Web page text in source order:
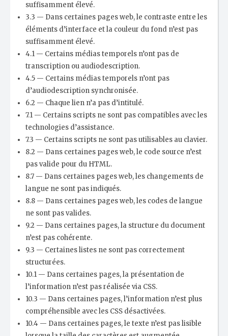
suffisamment élevé.
3.3 — Dans certaines pages web, le contraste entre les
éléments d’interface et la couleur du fond n’est pas
suffisamment élevé.
4.1 — Certains médias temporels n’ont pas de
transcription ou audiodescription.
4.5 — Certains médias temporels n’ont pas
d’audiodescription synchronisée.
6.2 — Chaque lien n’a pas d’intitulé.
7.1 — Certains scripts ne sont pas compatibles avec les
technologies d’assistance.
7.3 — Certains scripts ne sont pas utilisables au clavier.
8.2 — Dans certaines pages web, le code source n’est
pas valide pour du HTML.
8.7 — Dans certaines pages web, les changements de
langue ne sont pas indiqués.
8.8 — Dans certaines pages web, les codes de langue
ne sont pas valides.
9.2 — Dans certaines pages, la structure du document
n’est pas cohérente.
9.3 — Certaines listes ne sont pas correctement
structurées.
10.1 — Dans certaines pages, la présentation de
l’information n’est pas réalisée via CSS.
10.3 — Dans certaines pages, l’information n’est plus
compréhensible avec les CSS désactivées.
10.4 — Dans certaines pages, le texte n’est pas lisible